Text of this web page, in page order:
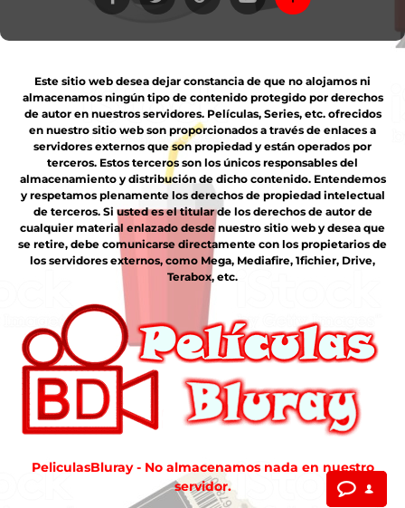
Este sitio web desea dejar constancia de que no alojamos ni
almacenamos ningún tipo de contenido protegido por derechos
de autor en nuestros servidores. Películas, Series, etc. ofrecidos
en nuestro sitio web son proporcionados a través de enlaces a
servidores externos que son propiedad y están operados por
terceros. Estos terceros son los únicos responsables del
almacenamiento y distribución de dicho contenido. Entendemos
y respetamos plenamente los derechos de propiedad intelectual
de terceros. Si usted es el titular de los derechos de autor de
cualquier material enlazado desde nuestro sitio web y desea que
se retire, debe comunicarse directamente con los propietarios de
los servidores externos, como Mega, Mediafire, 1fichier, Drive,
Terabox, etc.
PeliculasBluray - No almacenamos nada en nuestro
servidor.